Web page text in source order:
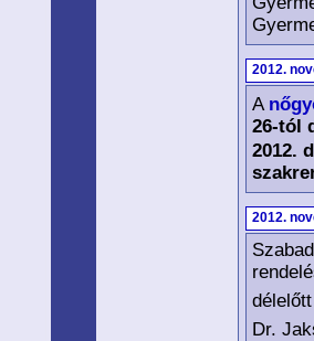
2012.
A
26-tól
2012.
2012.
Dr.